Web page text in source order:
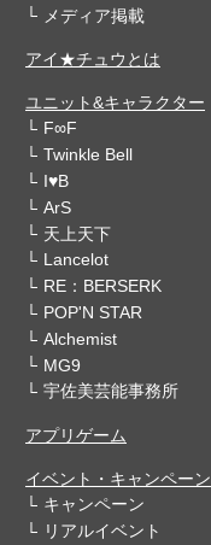
メディア掲載
アイ★チュウとは
ユニット&キャラクター
F∞F
Twinkle Bell
I♥B
ArS
天上天下
Lancelot
RE：BERSERK
POP'N STAR
Alchemist
MG9
宇佐美芸能事務所
アプリゲーム
イベント・キャンペーン
キャンペーン
リアルイベント